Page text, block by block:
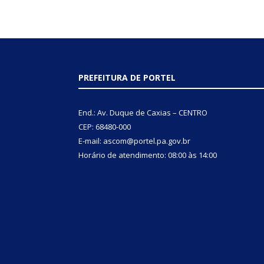
PREFEITURA DE PORTEL
End.: Av. Duque de Caxias – CENTRO
CEP: 68480-000
E-mail: ascom@portel.pa.gov.br
Horário de atendimento: 08:00 às 14:00